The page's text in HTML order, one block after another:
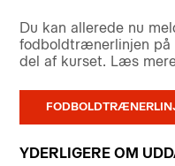
Du kan allerede nu
fodboldtrænerlinjen på
del af kurset. Læs
YDERLIGERE OM